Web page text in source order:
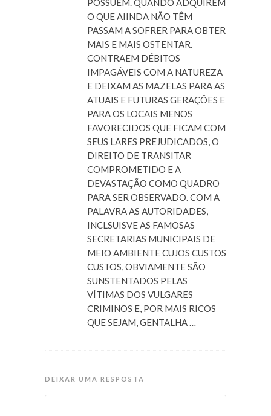
POSSUEM. QUANDO ADQUIREM
O QUE AIINDA NÃO TÊM
PASSAM A SOFRER PARA OBTER
MAIS E MAIS OSTENTAR.
CONTRAEM DÉBITOS
IMPAGÁVEIS COM A NATUREZA
E DEIXAM AS MAZELAS PARA AS
ATUAIS E FUTURAS GERAÇÕES E
PARA OS LOCAIS MENOS
FAVORECIDOS QUE FICAM COM
SEUS LARES PREJUDICADOS, O
DIREITO DE TRANSITAR
COMPROMETIDO E A
DEVASTAÇÃO COMO QUADRO
PARA SER OBSERVADO. COM A
PALAVRA AS AUTORIDADES,
INCLSUISVE AS FAMOSAS
SECRETARIAS MUNICIPAIS DE
MEIO AMBIENTE CUJOS CUSTOS
CUSTOS, OBVIAMENTE SÃO
SUNSTENTADOS PELAS
VÍTIMAS DOS VULGARES
CRIMINOS E, POR MAIS RICOS
QUE SEJAM, GENTALHA …
DEIXAR UMA RESPOSTA